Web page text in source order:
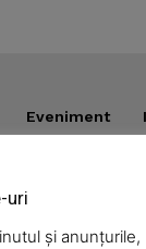
Eveniment
uri
și anunțurile,